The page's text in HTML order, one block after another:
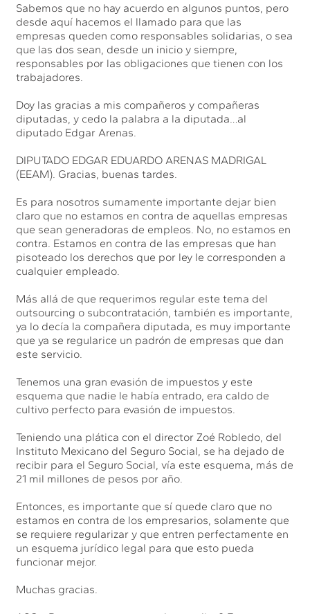
Sabemos que no hay acuerdo en algunos puntos, pero
desde aquí hacemos el llamado para que las
empresas queden como responsables solidarias, o sea
que las dos sean, desde un inicio y siempre,
responsables por las obligaciones que tienen con los
trabajadores.
Doy las gracias a mis compañeros y compañeras
diputadas, y cedo la palabra a la diputada…al
diputado Edgar Arenas.
DIPUTADO EDGAR EDUARDO ARENAS MADRIGAL
(EEAM). Gracias, buenas tardes.
Es para nosotros sumamente importante dejar bien
claro que no estamos en contra de aquellas empresas
que sean generadoras de empleos. No, no estamos en
contra. Estamos en contra de las empresas que han
pisoteado los derechos que por ley le corresponden a
cualquier empleado.
Más allá de que requerimos regular este tema del
outsourcing o subcontratación, también es importante,
ya lo decía la compañera diputada, es muy importante
que ya se regularice un padrón de empresas que dan
este servicio.
Tenemos una gran evasión de impuestos y este
esquema que nadie le había entrado, era caldo de
cultivo perfecto para evasión de impuestos.
Teniendo una plática con el director Zoé Robledo, del
Instituto Mexicano del Seguro Social, se ha dejado de
recibir para el Seguro Social, vía este esquema, más de
21 mil millones de pesos por año.
Entonces, es importante que sí quede claro que no
estamos en contra de los empresarios, solamente que
se requiere regularizar y que entren perfectamente en
un esquema jurídico legal para que esto pueda
funcionar mejor.
Muchas gracias.